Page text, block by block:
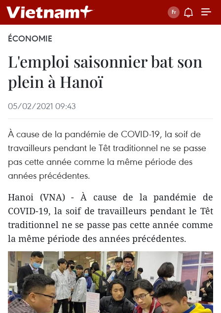
ÉCONOMIE
L'emploi saisonnier bat son
plein à Hanoï
05/02/2021 09:43
À cause de la pandémie de COVID-19, la soif de
travailleurs pendant le Têt traditionnel ne se passe
pas cette année comme la même période des
années précédentes.
Hanoi (VNA) - À cause de la pandémie de
COVID-19, la soif de travailleurs pendant le Têt
traditionnel ne se passe pas cette année comme
la même période des années précédentes.